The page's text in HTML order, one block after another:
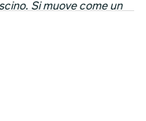
Si muove come un
di quinta